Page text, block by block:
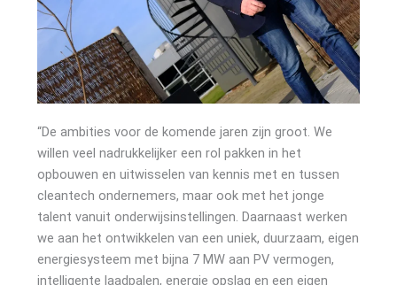
“De ambities voor de komende jaren zijn groot. We
willen veel nadrukkelijker een rol pakken in het
opbouwen en uitwisselen van kennis met en tussen
cleantech ondernemers, maar ook met het jonge
talent vanuit onderwijsinstellingen. Daarnaast werken
we aan het ontwikkelen van een uniek, duurzaam, eigen
energiesysteem met bijna 7 MW aan PV vermogen,
intelligente laadpalen, energie opslag en een eigen